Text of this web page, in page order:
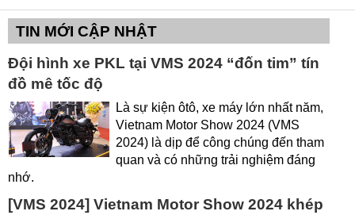
TIN MỚI CẬP NHẬT
Đội hình xe PKL tại VMS 2024 “đốn tim” tín
đồ mê tốc độ
Là sự kiện ôtô, xe máy lớn nhất năm,
Vietnam Motor Show 2024 (VMS
2024) là dịp để công chúng đến tham
quan và có những trải nghiệm đáng
nhớ.
[VMS 2024] Vietnam Motor Show 2024 khép